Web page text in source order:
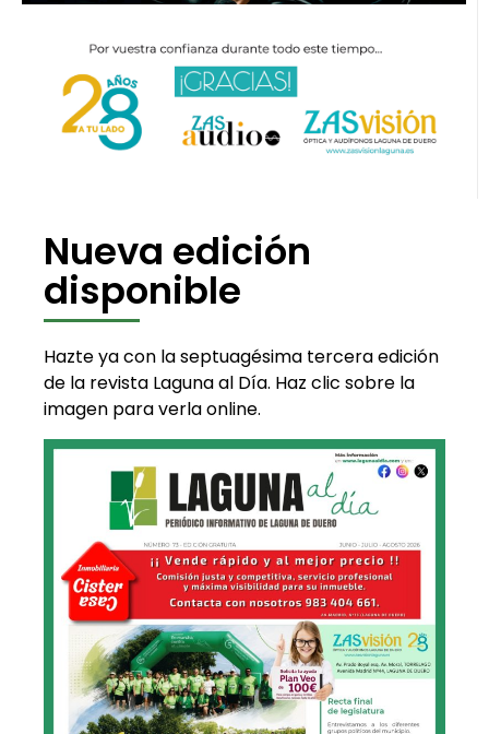
Nueva edición
disponible
Hazte ya con la septuagésima tercera edición
de la revista Laguna al Día. Haz clic sobre la
imagen para verla online.